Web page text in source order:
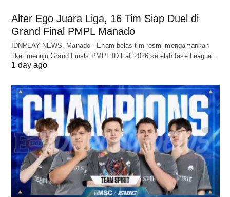
Alter Ego Juara Liga, 16 Tim Siap Duel di
Grand Final PMPL Manado
IDNPLAY NEWS, Manado - Enam belas tim resmi mengamankan
tiket menuju Grand Finals PMPL ID Fall 2026 setelah fase League…
1 day ago